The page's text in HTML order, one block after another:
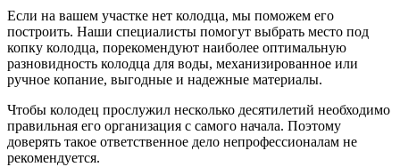
Если на вашем участке нет колодца, мы поможем его
построить. Наши специалисты помогут выбрать место под
копку колодца, порекомендуют наиболее оптимальную
разновидность колодца для воды, механизированное или
ручное копание, выгодные и надежные материалы.
Чтобы колодец прослужил несколько десятилетий необходимо
правильная его организация с самого начала. Поэтому
доверять такое ответственное дело непрофессионалам не
рекомендуется.